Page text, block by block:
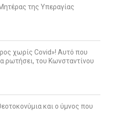
της Υπεραγίας
χωρίς Covid»! Αυτό που
ρωτήσει, του Κωνσταντίνου
και ο ύμνος που